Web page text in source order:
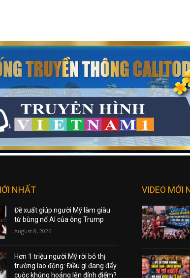
NHẤT
Đề xuất giúp người Mỹ làm giàu
từ bùng nổ AI của ông Trump
August 8, 2026
Hơn 1 triệu người Mỹ rời bỏ thị
trường lao động: Điều gì đang đẩy
cuộc khủng hoảng lên đỉnh điểm?
VIDEO MỚI